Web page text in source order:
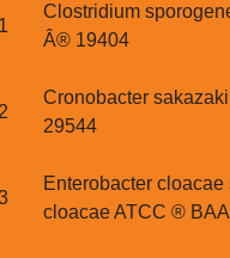
Clostridium
Â® 19404
Cronobacter
29544
Enterobacter cloacae
cloacae ATCC ®